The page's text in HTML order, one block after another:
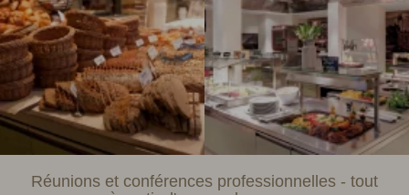
Réunions et conférences professionnelles - tout